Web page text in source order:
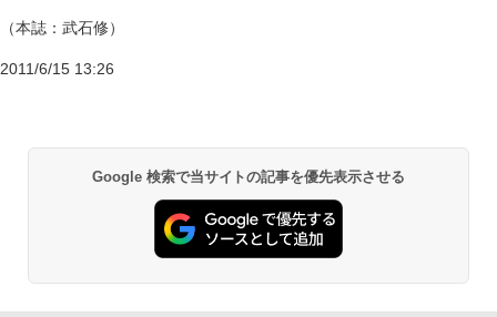
（本誌：武石修）
2011/6/15 13:26
Google 検索で当サイトの記事を優先表示させる